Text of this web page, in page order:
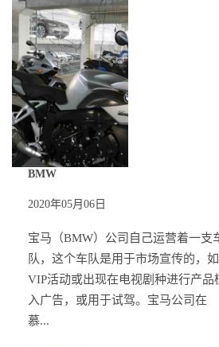
BMW
2020年05月06日
宝马（BMW）公司自己运营着一支
队，这个车队是用于市场宣传的，如
VIP活动或出现在电视剧种进行产品
入广告，或用于试驾。宝马公司在
慕...